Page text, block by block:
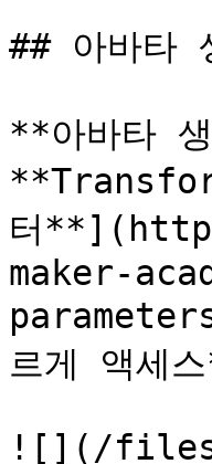
## 아바타
**아바타
터
maker-
르게 액세